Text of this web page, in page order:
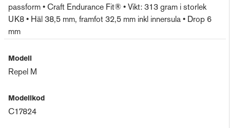
passform • Craft Endurance Fit® • Vikt: 313 gram i storlek
UK8 • Häl 38,5 mm, framfot 32,5 mm inkl innersula • Drop 6
mm
Modell
Repel M
Modellkod
C17824